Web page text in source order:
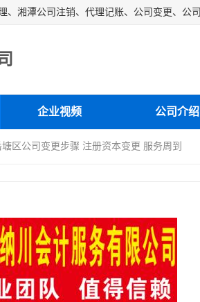
企业视频 公司介绍
区公司变更步骤 注册资本变更 服务周到